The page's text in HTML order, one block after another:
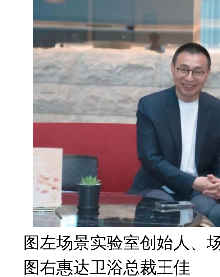
图左场景实验室创始人、
图右惠达卫浴总裁王佳